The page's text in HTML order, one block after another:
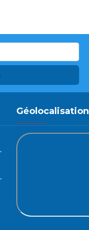
Géolocalisation